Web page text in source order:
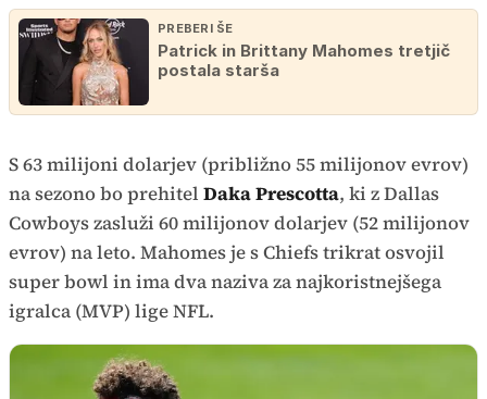
PREBERI ŠE
Patrick in Brittany Mahomes tretjič
postala starša
S 63 milijoni dolarjev (približno 55 milijonov evrov)
na sezono bo prehitel Daka Prescotta, ki z Dallas
Cowboys zasluži 60 milijonov dolarjev (52 milijonov
evrov) na leto. Mahomes je s Chiefs trikrat osvojil
super bowl in ima dva naziva za najkoristnejšega
igralca (MVP) lige NFL.